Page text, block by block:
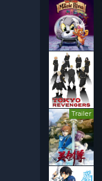
Trailer